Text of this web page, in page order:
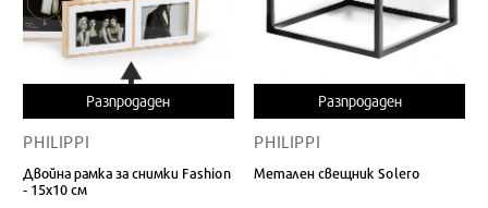
Разпродаден
PHILIPPI
Двойна рамка за снимки Fashion
- 15х10 см
Разпродаден
PHILIPPI
Метален свещник Solero